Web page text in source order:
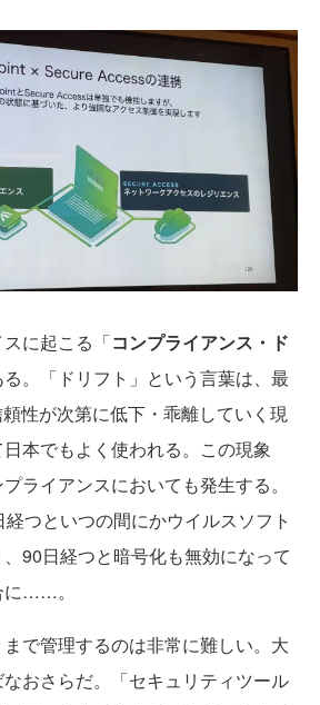
に起こる「コンプライアンス・ド
る。「ドリフト」という言葉は、最
性が次第に低下・乖離していく現
本でもよく使われる。この現象
ライアンスにおいても発生する。
つといつの間にかウイルスソフト
90日経つと暗号化も無効になって
に……。
で管理するのは非常に難しい。大
おさらだ。「セキュリティツール